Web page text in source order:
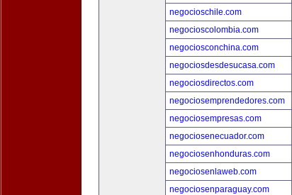
negocioschile.com
negocioscolombia.com
negociosconchina.com
negociosdesdesucasa.com
negociosdirectos.com
negociosemprendedores.com
negociosempresas.com
negociosenecuador.com
negociosenhonduras.com
negociosenlaweb.com
negociosenparaguay.com